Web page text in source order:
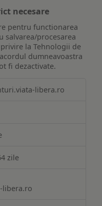
necesare
pentru functionarea
salvarea/procesarea
la Tehnologii de
dumneavoastra
fi dezactivate.
libera.ro
zile
libera.ro